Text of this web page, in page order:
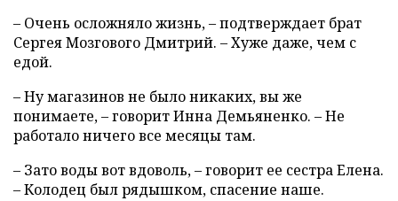
– Очень осложняло жизнь, – подтверждает брат
Сергея Мозгового Дмитрий. – Хуже даже, чем с
едой.
– Ну магазинов не было никаких, вы же
понимаете, – говорит Инна Демьяненко. – Не
работало ничего все месяцы там.
– Зато воды вот вдоволь, – говорит ее сестра Елена.
– Колодец был рядышком, спасение наше.